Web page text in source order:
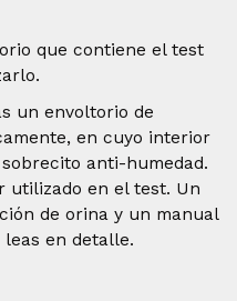
que contiene el test
un envoltorio de
en cuyo interior
anti-humedad.
utilizado en el test. Un
de orina y un manual
en detalle.